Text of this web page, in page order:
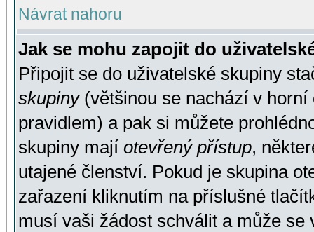
Návrat nahoru
Jak se mohu zapojit do
Připojit se do uživatelské skupiny
skupiny(většinou se nachází v horní
pravidlem) a pak si můžete
skupiny mají otevřený přístup,
utajené členství. Pokud je skupina
zařazení kliknutím na příslušné
musí vaši žádost schválit a může se